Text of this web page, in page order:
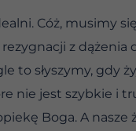
Cóż, musimy
z dążenia
to słyszymy, gdy
nie jest szybkie i
Boga. A nasze